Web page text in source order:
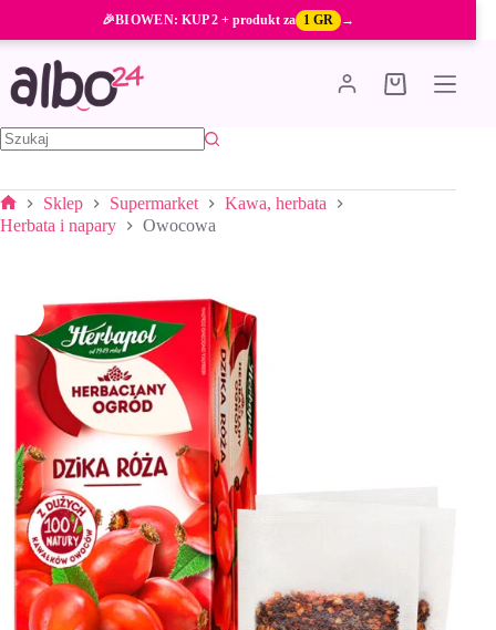
treści
🎉BIOWEN: KUP 2 + produkt za 1 GR →
Koszyk
Strona
Sklep Supermarket
Kawa, herbata
Herbata i napary
Owocowa